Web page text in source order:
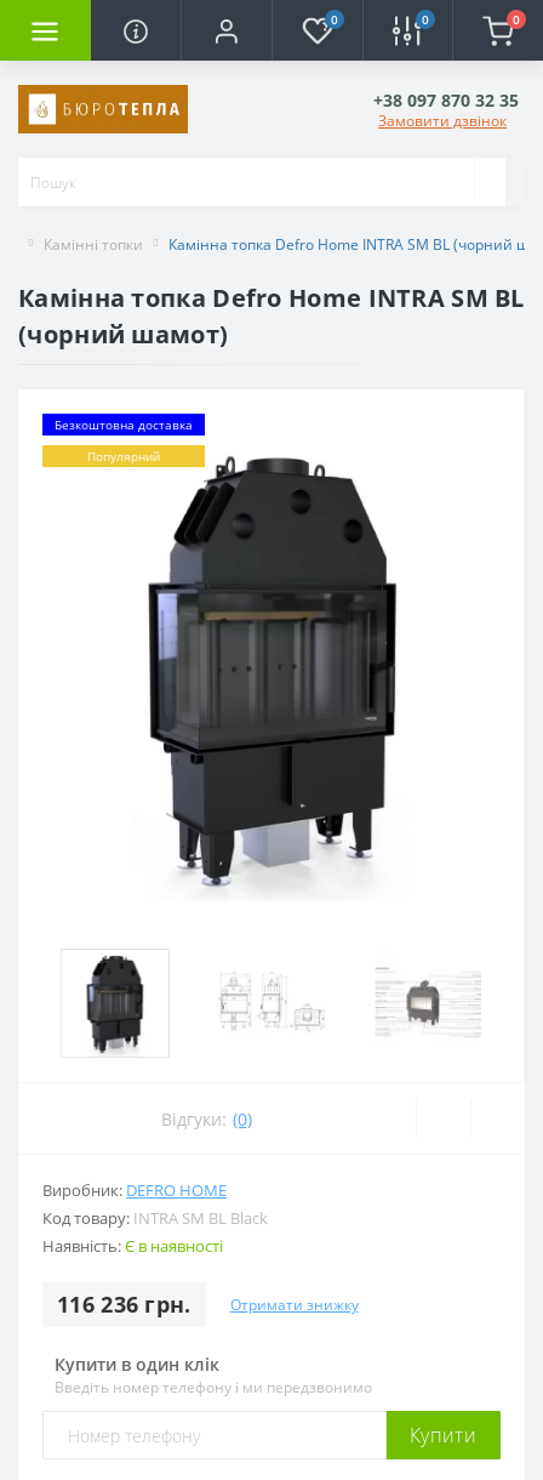
0 0 0
+38 097 870 32 35
Замовити дзвінок
Камінні топки Камінна топка Defro Home INTRA SM BL (чорний
Камінна топка Defro Home INTRA SM BL
(чорний шамот)
Безкоштовна доставка
Популярний
Відгуки: (0)
Виробник: DEFRO HOME
Код товару: INTRA SM BL Black
Наявність:Є в наявності
116 236 грн. Отримати знижку
Купити в один клік
Введіть номер телефону і ми передзвонимо
Купити